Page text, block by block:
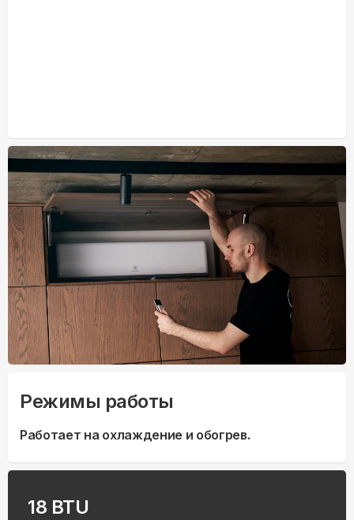
Режимы работы
Работает на охлаждение и обогрев.
18 BTU